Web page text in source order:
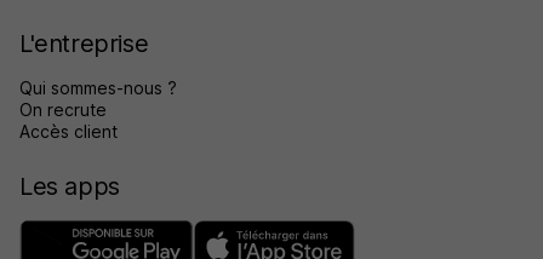
L'entreprise
Qui sommes-nous ?
On recrute
Accès client
Les apps